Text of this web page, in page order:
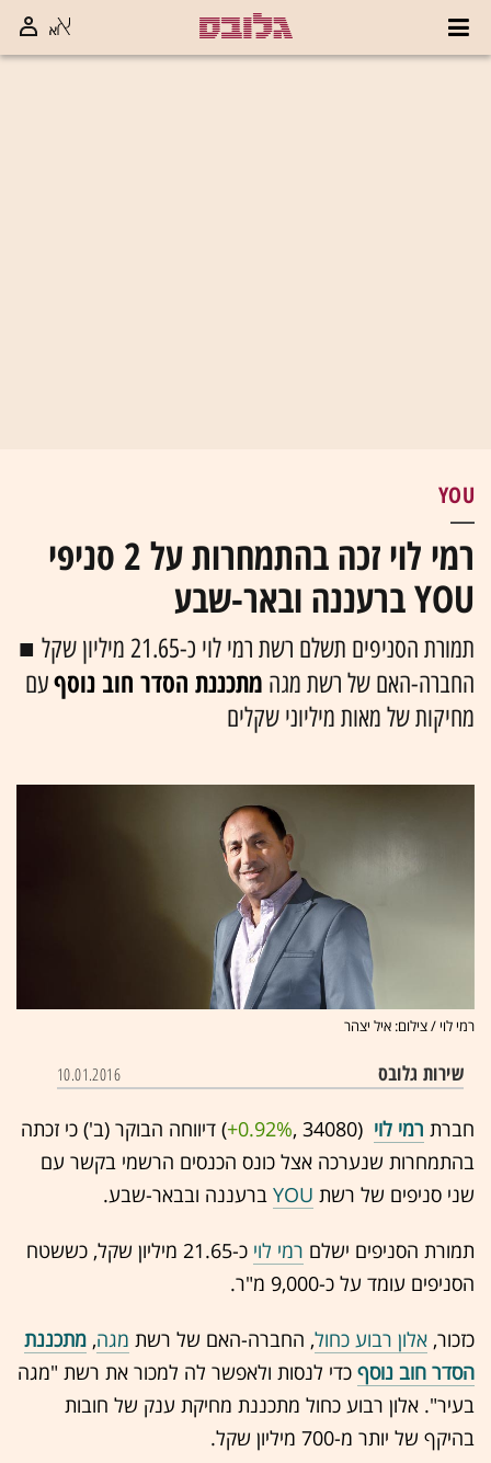
YOU
רמי לוי זכה בהתמחרות על 2 סניפי
YOU ברעננה ובאר-שבע
תמורת הסניפים תשלם רשת רמי לוי כ-21.65 מיליון שקל ■
החברה-האם של רשת מגה מתכננת הסדר חוב נוסףעם
מחיקות של מאות מיליוני שקלים
רמי לוי / צילום: איל יצהר
שירות גלובס 10.01.2016
חברת רמי לוי (34080 ,‎
+0.92%‏) דיווחה הבוקר (ב') כי זכתה
בהתמחרות שנערכה אצל כונס הכנסים הרשמי בקשר עם
שני סניפים של רשת YOU ברעננה ובבאר-שבע.
תמורת הסניפים ישלם רמי לוי
כ-21.65 מיליון שקל, כששטח
הסניפים עומד על כ-9,000 מ"ר.
כזכור, אלון רבוע כחול, החברה-האם של רשת מגה, מתכננת
הסדר חוב נוסף כדי לנסות ולאפשר לה למכור את רשת "מגה
בעיר". אלון רבוע כחול מתכננת מחיקת ענק של חובות
בהיקף של יותר מ-700 מיליון שקל.